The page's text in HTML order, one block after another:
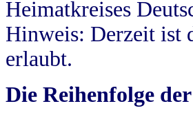
Heimatkreises
Hinweis: Derzeit ist
erlaubt.
Die Reihenfolge